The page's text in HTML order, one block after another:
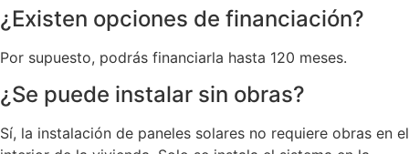
¿Existen opciones de financiación?
Por supuesto, podrás financiarla hasta 120 meses.
¿Se puede instalar sin obras?
Sí, la instalación de paneles solares no requiere obras en el